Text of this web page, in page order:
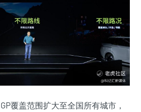
覆盖范围扩大至全国所有城市，